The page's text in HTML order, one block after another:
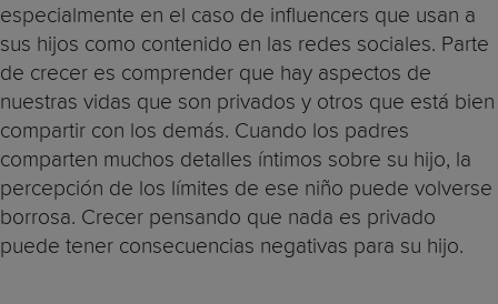
especialmente en el caso de influencers que usan a
sus hijos como contenido en las redes sociales. Parte
de crecer es comprender que hay aspectos de
nuestras vidas que son privados y otros que está bien
compartir con los demás. Cuando los padres
comparten muchos detalles íntimos sobre su hijo, la
percepción de los límites de ese niño puede volverse
borrosa. Crecer pensando que nada es privado
puede tener consecuencias negativas para su hijo.